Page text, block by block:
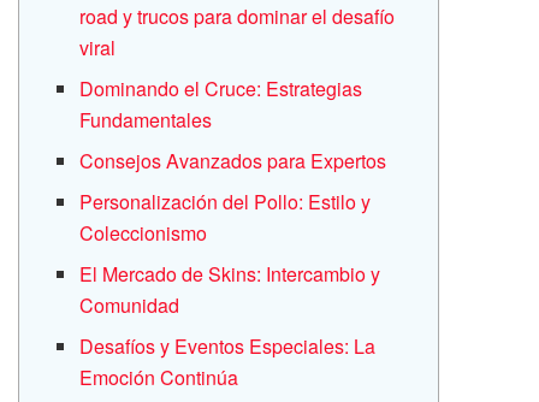
road y trucos para dominar el desafío
viral
Dominando el Cruce: Estrategias
Fundamentales
Consejos Avanzados para Expertos
Personalización del Pollo: Estilo y
Coleccionismo
El Mercado de Skins: Intercambio y
Comunidad
Desafíos y Eventos Especiales: La
Emoción Continúa